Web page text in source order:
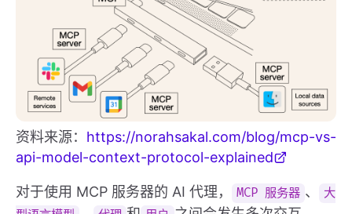
资料来源： https://norahsakal.com/blog/mcp-vs-
api-model-context-protocol-explained
对于使用 MCP 服务器的 AI 代理， MCP 服务器 、
大